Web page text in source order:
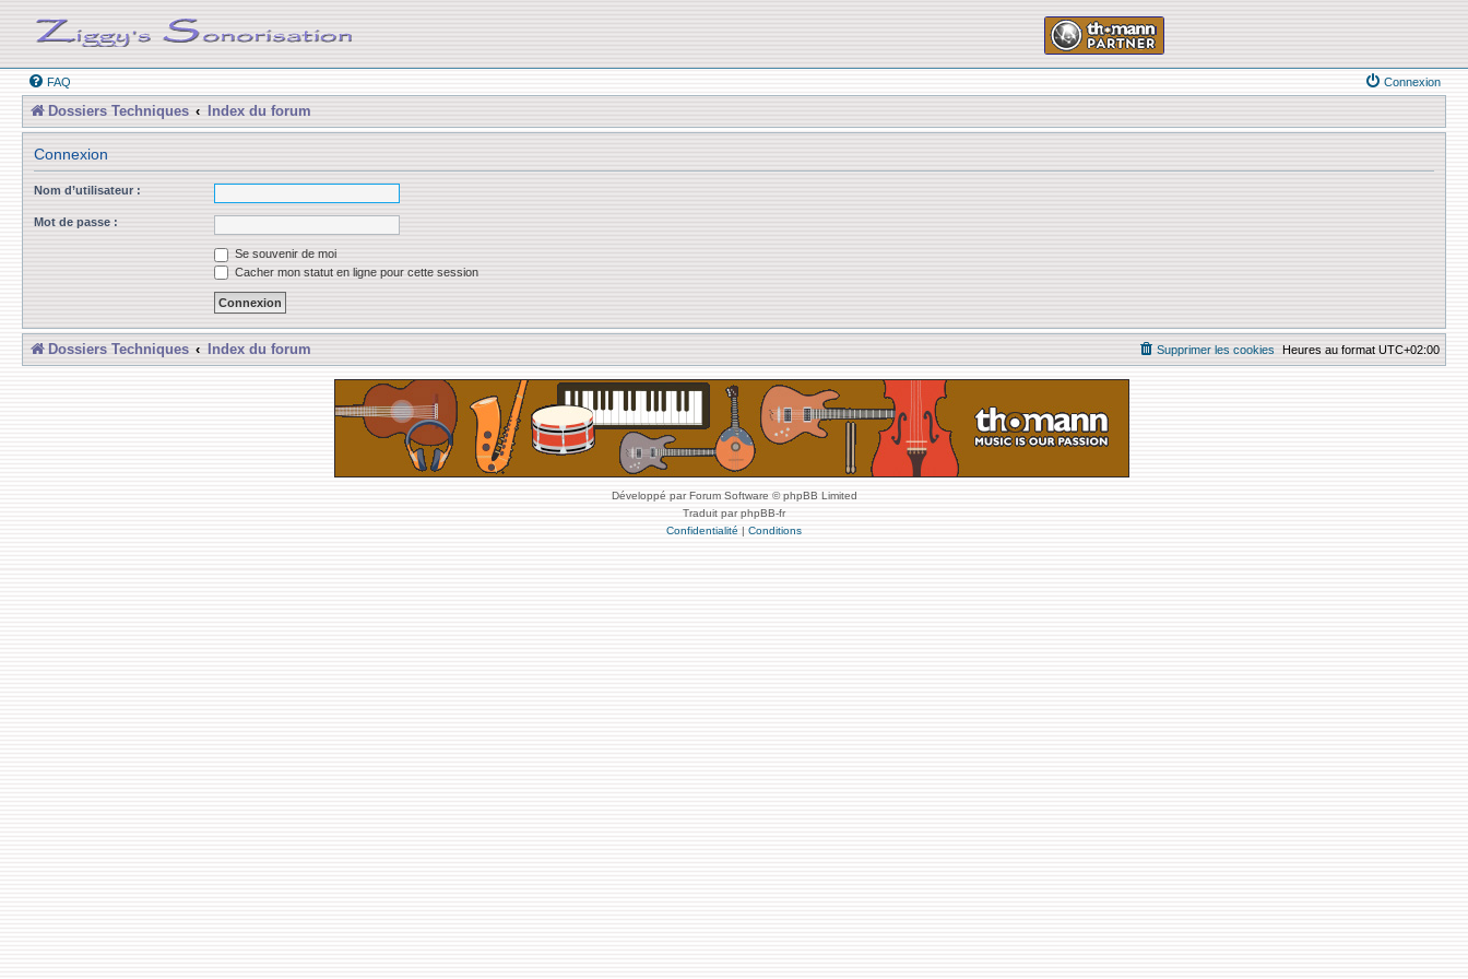
FAQ Connexion
Dossiers Techniques Index du forum
Connexion
Nom d’utilisateur :
Mot de passe :
Se souvenir de moi
Cacher mon statut en ligne pour cette session
Dossiers Techniques Index du forum Heures au format UTC+02:00
Supprimer les cookies
Développé par Forum Software © phpBB Limited
Traduit par phpBB-fr
Confidentialité | Conditions